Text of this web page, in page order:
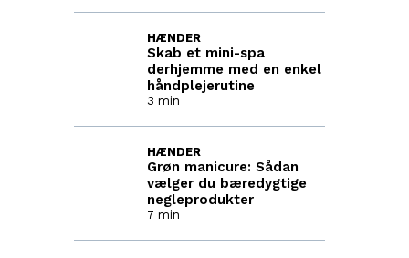
Skab et mini-spa
derhjemme med en enkel
håndplejerutine
HÆNDER
3 min
Grøn manicure: Sådan
vælger du bæredygtige
negleprodukter
HÆNDER
7 min